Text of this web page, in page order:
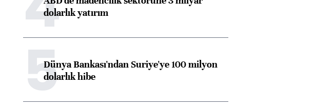
dolarlık yatırım
5Dünya Bankası'ndan Suriye'ye 100 milyon
dolarlık hibe